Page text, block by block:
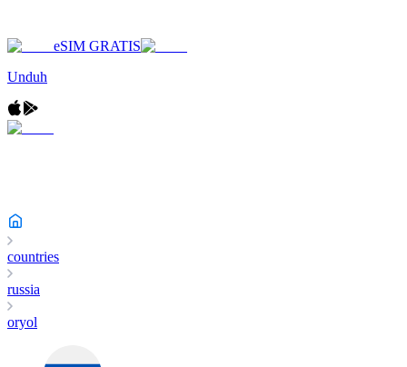
eSIM GRATIS
Unduh
countries
russia
oryol